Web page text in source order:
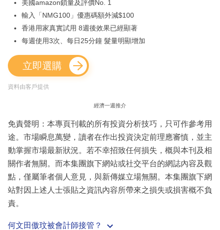
美國amazon鎖量及評價No. 1
輸入「NMG100」優惠碼額外減$100
香港用家真實試用 8週後效果已經顯著
每週使用3次、每日25分鐘 髮量明顯增加
立即選購
資料由客戶提供
經濟一週推介
免責聲明：本專頁刊載的所有投資分析技巧，只可作參考用
途。市場瞬息萬變，讀者在作出投資決定前理應審慎，並主
動掌握市場最新狀況。若不幸招致任何損失，概與本刊及相
關作者無關。而本集團旗下網站或社交平台的網誌內容及觀
點，僅屬筆者個人意見，與新傳媒立場無關。本集團旗下網
站對因上述人士張貼之資訊內容所帶來之損失或損害概不負
責。
何文田傲玟被會計師接管？